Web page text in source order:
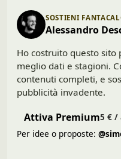
SOSTIENI
Alessandro
Ho costruito questo
meglio dati e stagioni.
contenuti completi, e
pubblicità invadente.
Attiva Premium5 € /
Per idee o proposte: